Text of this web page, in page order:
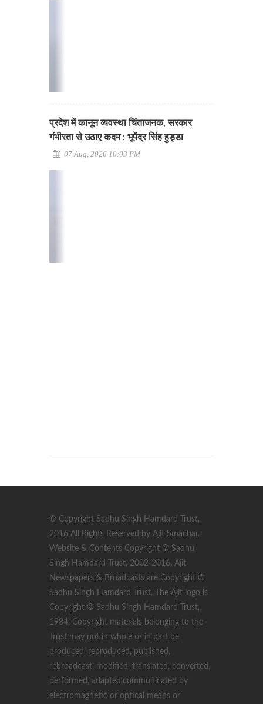
प्रदेश में कानून व्यवस्था चिंताजनक, सरकार
गंभीरता से उठाए कदम : भूपेंद्र सिंह हुड्डा
07 Aug, 2026 10:03 PM
© Copyright Sadhu Singh Hamdard Trust,
2016 All Rights Reserved by Ajit Smachar.
Website & Contents Copyright © Sadhu
Singh Hamdard Trust, 2002-2016. Ajit
Newspapers & Broadcasts are Copyright ©
Sadhu Singh Hamdard Trust. The Ajit logo is
Copyright © Sadhu Singh Hamdard Trust,
1984. Copyright materials belonging to the
Trust may not in whole or in part be
produced, reproduced, published,
rebroadcast, modified, translated, converted,
performed, adapted,communicated by
electromagnetic or optical means or